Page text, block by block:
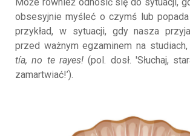
Może również odnosić się do sytuacji,
obsesyjnie myśleć o czymś lub popada
przykład, w sytuacji, gdy nasza
przed ważnym egzaminem na studiach,
tía, no te rayes! (pol. dosł. 'Słuchaj,
zamartwiać!’).